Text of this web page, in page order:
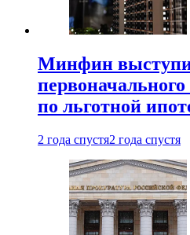
Минфин
первоначального
по льготной
2 года спустя2 года спустя